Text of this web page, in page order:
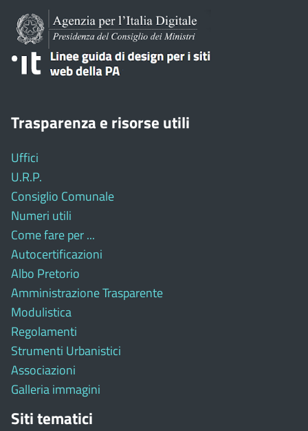
Trasparenza e risorse utili
Uffici
U.R.P.
Consiglio Comunale
Numeri utili
Come fare per ...
Autocertificazioni
Albo Pretorio
Amministrazione Trasparente
Modulistica
Regolamenti
Strumenti Urbanistici
Associazioni
Galleria immagini
Siti tematici